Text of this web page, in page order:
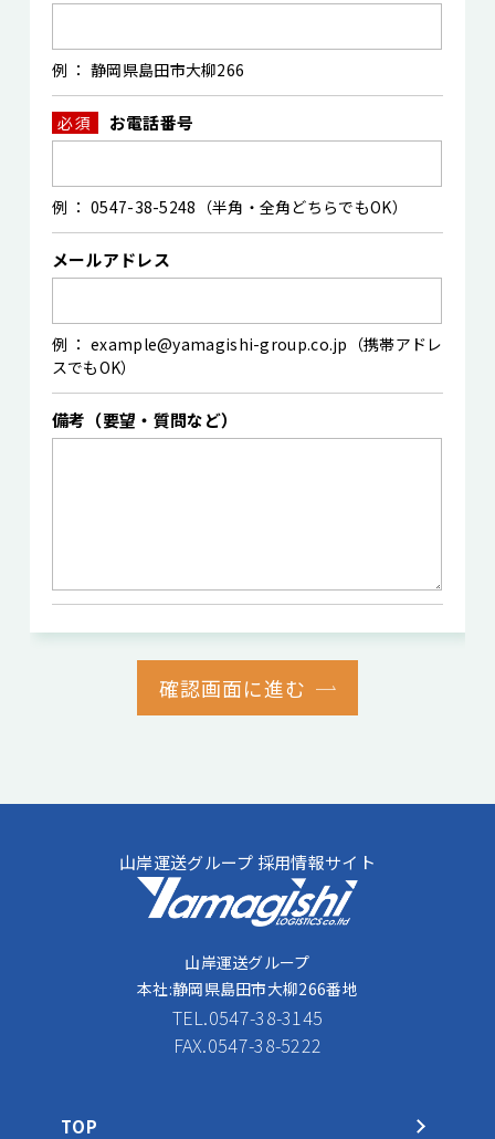
例 ： 静岡県島田市大柳266
必須 お電話番号
例 ： 0547-38-5248（半角・全角どちらでもOK）
メールアドレス
例 ： example@yamagishi-group.co.jp（携帯アドレ
スでもOK）
備考（要望・質問など）
山岸運送グループ 採用情報サイト
山岸運送グループ
本社:静岡県島田市大柳266番地
TEL.0547-38-3145
FAX.0547-38-5222
TOP